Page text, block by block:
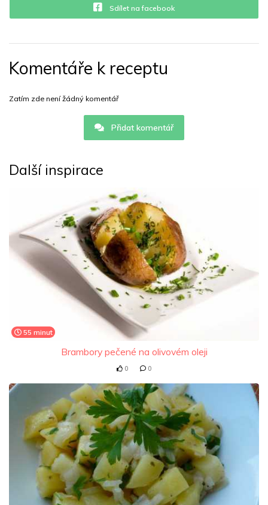
Sdílet na facebook
Komentáře k receptu
Zatím zde není žádný komentář
Přidat komentář
Další inspirace
55 minut
Brambory pečené na olivovém oleji
0 0